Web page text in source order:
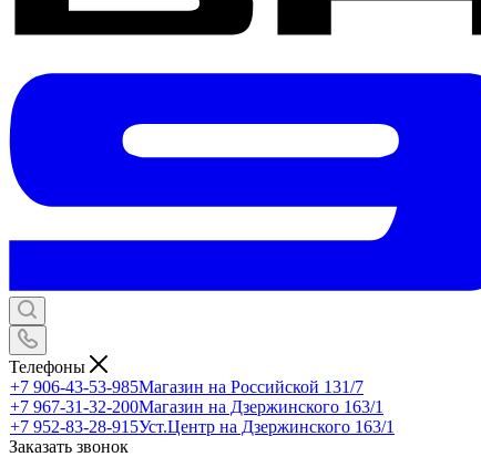
Телефоны
+7 906-43-53-985Магазин на Российской 131/7
+7 967-31-32-200Магазин на Дзержинского 163/1
+7 952-83-28-915Уст.Центр на Дзержинского 163/1
Заказать звонок